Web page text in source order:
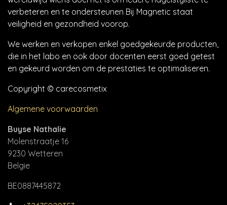
verbeteren en te ondersteunen Bij Magnetic staat
veiligheid en gezondheid voorop.
We werken en verkopen enkel goedgekeurde producten,
die in het labo en ook door docenten eerst goed getest
en gekeurd worden om de prestaties te optimaliseren.
Copyright © carecosmetix
Algemene voorwaarden
Buyse Nathalie
Molenstraatje 16
9230 Wetteren
Belgie
BE0887445872